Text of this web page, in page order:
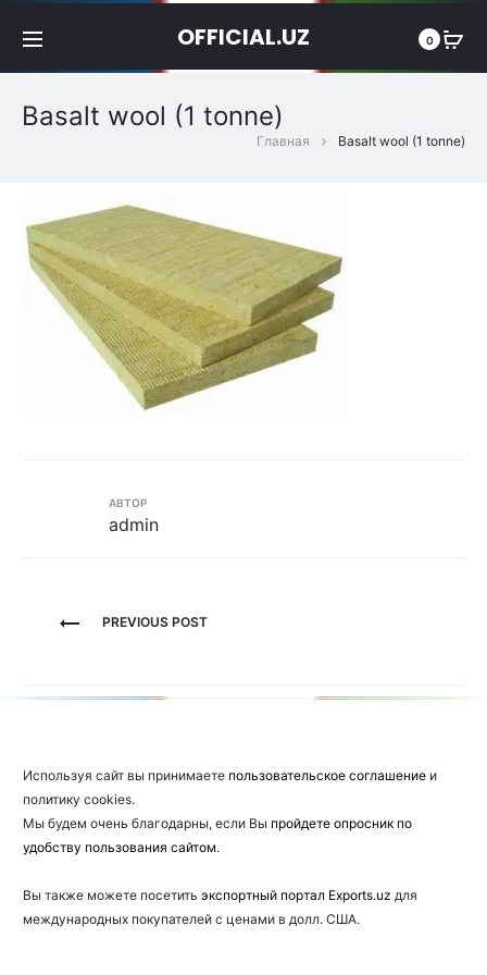
OFFICIAL.UZ 0
Basalt wool (1 tonne)
Главная Basalt wool (1 tonne)
АВТОР
admin
НавигацияPREVIOUS POST
Используя сайт вы принимаете пользовательское соглашение и
политику cookies.
Мы будем очень благодарны, если Вы пройдете опросник по
удобству пользования сайтом.
Вы также можете посетить экспортный портал Exports.uz для
международных покупателей с ценами в долл. США.